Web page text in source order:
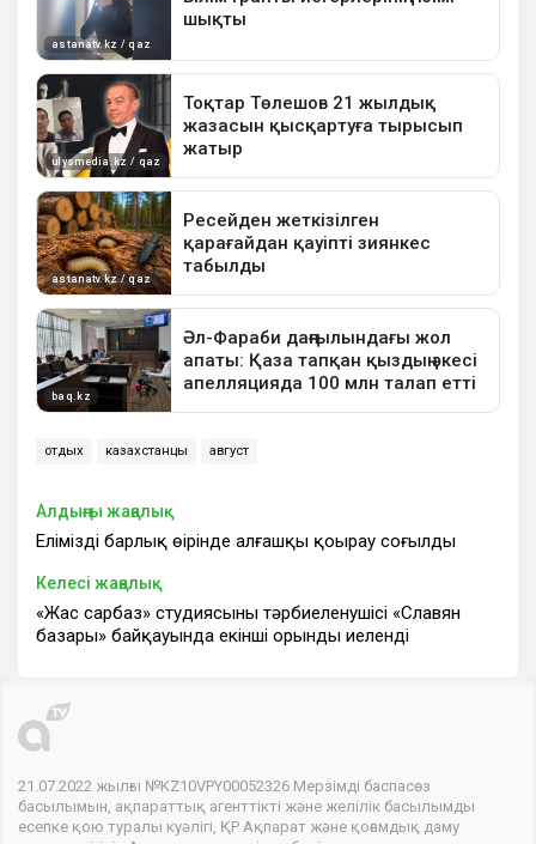
отдых казахстанцы август
Алдыңғы жаңалық
Еліміздің барлық өңірінде алғашқы қоңырау соғылды
Келесі жаңалық
«Жас сарбаз» студиясының тәрбиеленушісі «Славян
базары» байқауында екінші орынды иеленді
21.07.2022 жылғы №KZ10VPY00052326 Мерзімді баспасөз
басылымын, ақпараттық агенттікті және желілік басылымды
есепке қою туралы куәлігі, ҚР Ақпарат және қоғамдық даму